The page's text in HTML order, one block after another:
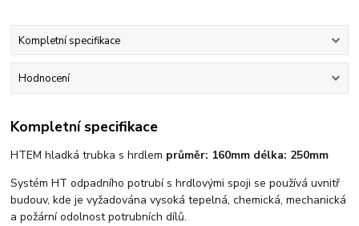
Kompletní specifikace
Hodnocení
Kompletní specifikace
HTEM hladká trubka s hrdlem průměr: 160mm délka: 250mm
Systém HT odpadního potrubí s hrdlovými spoji se používá uvnitř
budouv, kde je vyžadována vysoká tepelná, chemická, mechanická
a požární odolnost potrubních dílů.